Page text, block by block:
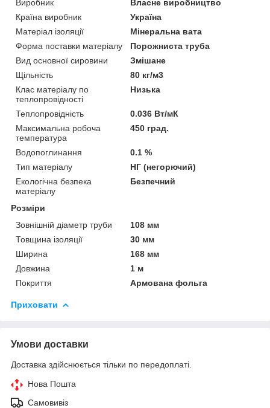
Виробник
Власне виробництво
Країна виробник
Україна
Матеріал ізоляції
Мінеральна вата
Форма поставки матеріалу
Порожниста труба
Вид основної сировини
Змішане
Щільність
80 кг/м3
Клас матеріалу по
теплопровідності
Низька
Теплопровідність
0.036 Вт/мК
Максимальна робоча
температура
450 град.
Водопоглинання
0.1 %
Тип матеріалу
НГ (негорючий)
Екологічна безпека
матеріалу
Безпечний
Розміри
Зовнішній діаметр труби
108 мм
Товщина ізоляції
30 мм
Ширина
168 мм
Довжина
1 м
Покриття
Армована фольга
Приховати
Умови доставки
Доставка здійснюється тільки по передоплаті.
Нова Пошта
Самовивіз